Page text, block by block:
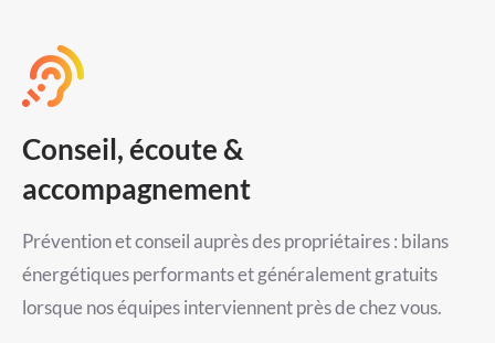
Conseil, écoute &
accompagnement
Prévention et conseil auprès des propriétaires : bilans
énergétiques performants et généralement gratuits
lorsque nos équipes interviennent près de chez vous.